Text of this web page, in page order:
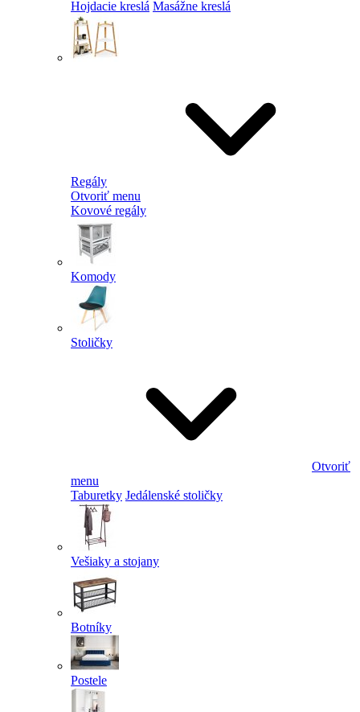
Hojdacie kreslá Masážne kreslá
Regály
Otvoriť menu
Kovové regály
Komody
Stoličky
Otvoriť
menu
Taburetky Jedálenské stoličky
Vešiaky a stojany
Botníky
Postele